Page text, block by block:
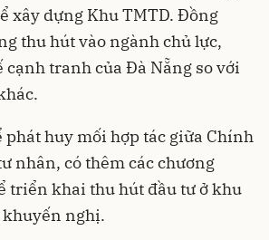
xây dựng Khu TMTD. Đồng
thu hút vào ngành chủ lực,
tranh của Đà Nẵng so với
phát huy mối hợp tác giữa Chính
nhân, có thêm các chương
triển khai thu hút đầu tư ở khu
khuyến nghị.